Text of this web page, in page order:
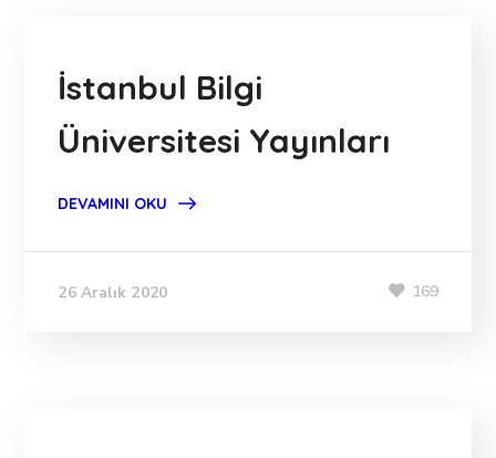
İstanbul Bilgi
Üniversitesi Yayınları
DEVAMINI OKU
26 Aralık 2020 169